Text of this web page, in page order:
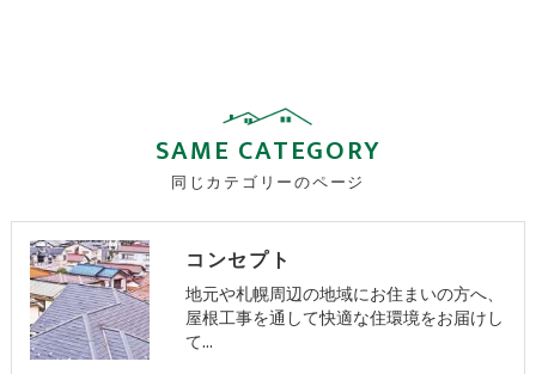
同じカテゴリーのページ
SAME CATEGORY
コンセプト
地元や札幌周辺の地域にお住まいの方へ、
屋根工事を通して快適な住環境をお届けし
て…